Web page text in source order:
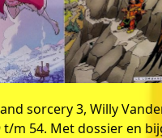
sorcery 3, Willy
m 54. Met dossier en